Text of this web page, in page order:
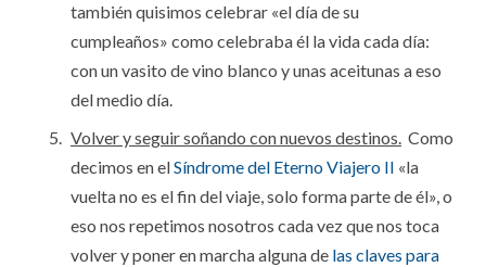
también quisimos celebrar «el día de su
cumpleaños» como celebraba él la vida cada día:
con un vasito de vino blanco y unas aceitunas a eso
del medio día.
Volver y seguir soñando con nuevos destinos. Como
decimos en elSíndrome del Eterno Viajero II «la
vuelta no es el fin del viaje, solo forma parte de él», o
eso nos repetimos nosotros cada vez que nos toca
volver y poner en marcha alguna de las claves para